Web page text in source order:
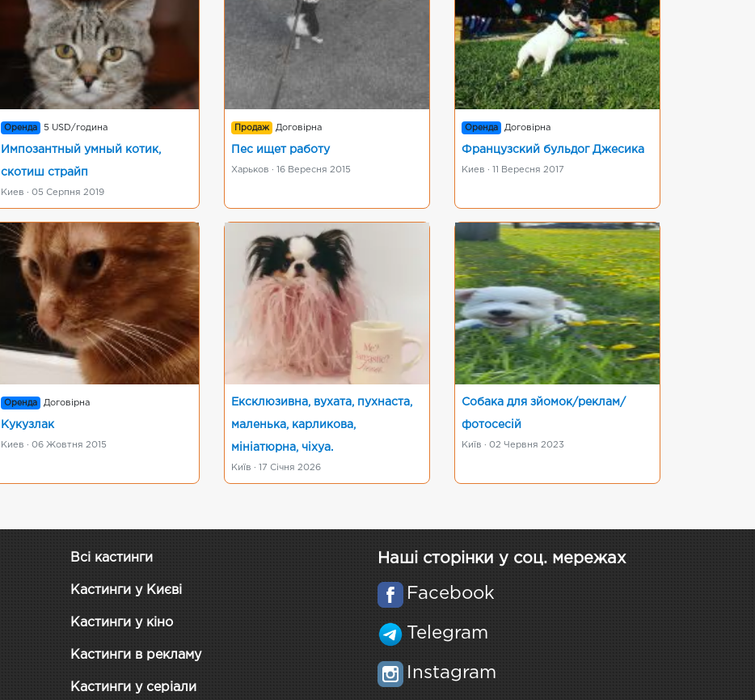
Оренда 5 USD/година
Импозантный умный котик,
скотиш страйп
Киев · 05 Серпня 2019
Продаж Договірна
Пес ищет работу
Харьков · 16 Вересня 2015
Оренда Договірна
Французский бульдог Джесика
Киев · 11 Вересня 2017
Оренда Договірна
Кукузлак
Киев · 06 Жовтня 2015
Ексклюзивна, вухата, пухнаста,
маленька, карликова,
мініатюрна, чіхуа.
Київ · 17 Січня 2026
Собака для зйомок/реклам/
фотосесій
Київ · 02 Червня 2023
Всі кастинги
Кастинги у Києві
Кастинги у кіно
Кастинги в рекламу
Кастинги у серіали
Наші сторінки у соц. мережах
Facebook
Telegram
Instagram